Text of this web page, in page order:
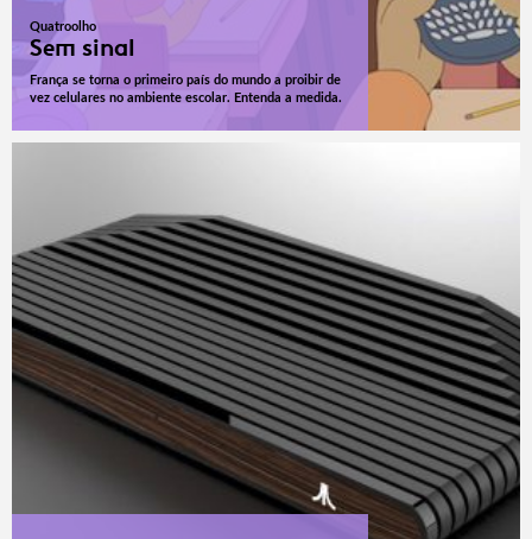
Quatroolho
Sem sinal
França se torna o primeiro país do mundo a proibir de
vez celulares no ambiente escolar. Entenda a medida.